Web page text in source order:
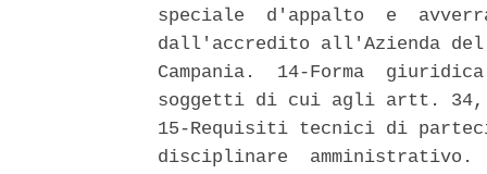
speciale  d'appalto  e
dall'accredito all'Azienda del
Campania.  14-Forma
soggetti di cui agli artt. 34,
15-Requisiti tecnici di
disciplinare